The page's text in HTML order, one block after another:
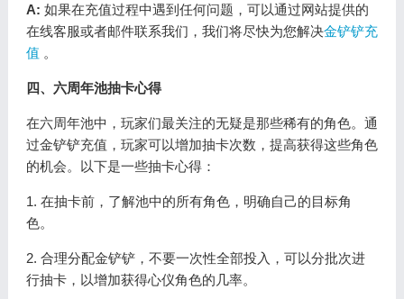
A: 如果在充值过程中遇到任何问题，可以通过网站提供的
在线客服或者邮件联系我们，我们将尽快为您解决金铲铲充
值 。
四、六周年池抽卡心得
在六周年池中，玩家们最关注的无疑是那些稀有的角色。通
过金铲铲充值，玩家可以增加抽卡次数，提高获得这些角色
的机会。以下是一些抽卡心得：
1. 在抽卡前，了解池中的所有角色，明确自己的目标角
色。
2. 合理分配金铲铲，不要一次性全部投入，可以分批次进
行抽卡，以增加获得心仪角色的几率。